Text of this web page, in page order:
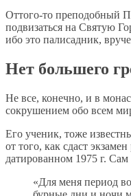
Оттого-то преподобный
подвизаться на Святую
ибо это палисадник,
Нет большего
Не все, конечно, и в
сокрушением обо всем
Его ученик, тоже
от того, как сдаст
датированном 1975 г.
«Для меня период